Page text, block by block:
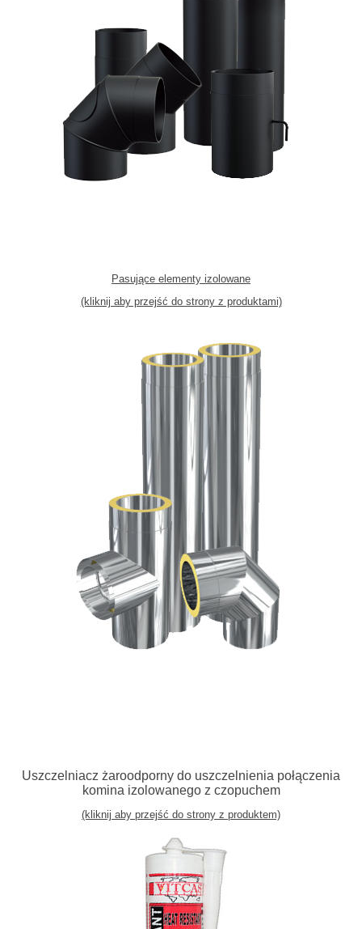
Pasujące elementy izolowane
(kliknij aby przejść do strony z produktami)
Uszczelniacz żaroodporny do uszczelnienia połączenia
komina izolowanego z czopuchem
(kliknij aby przejść do strony z produktem)